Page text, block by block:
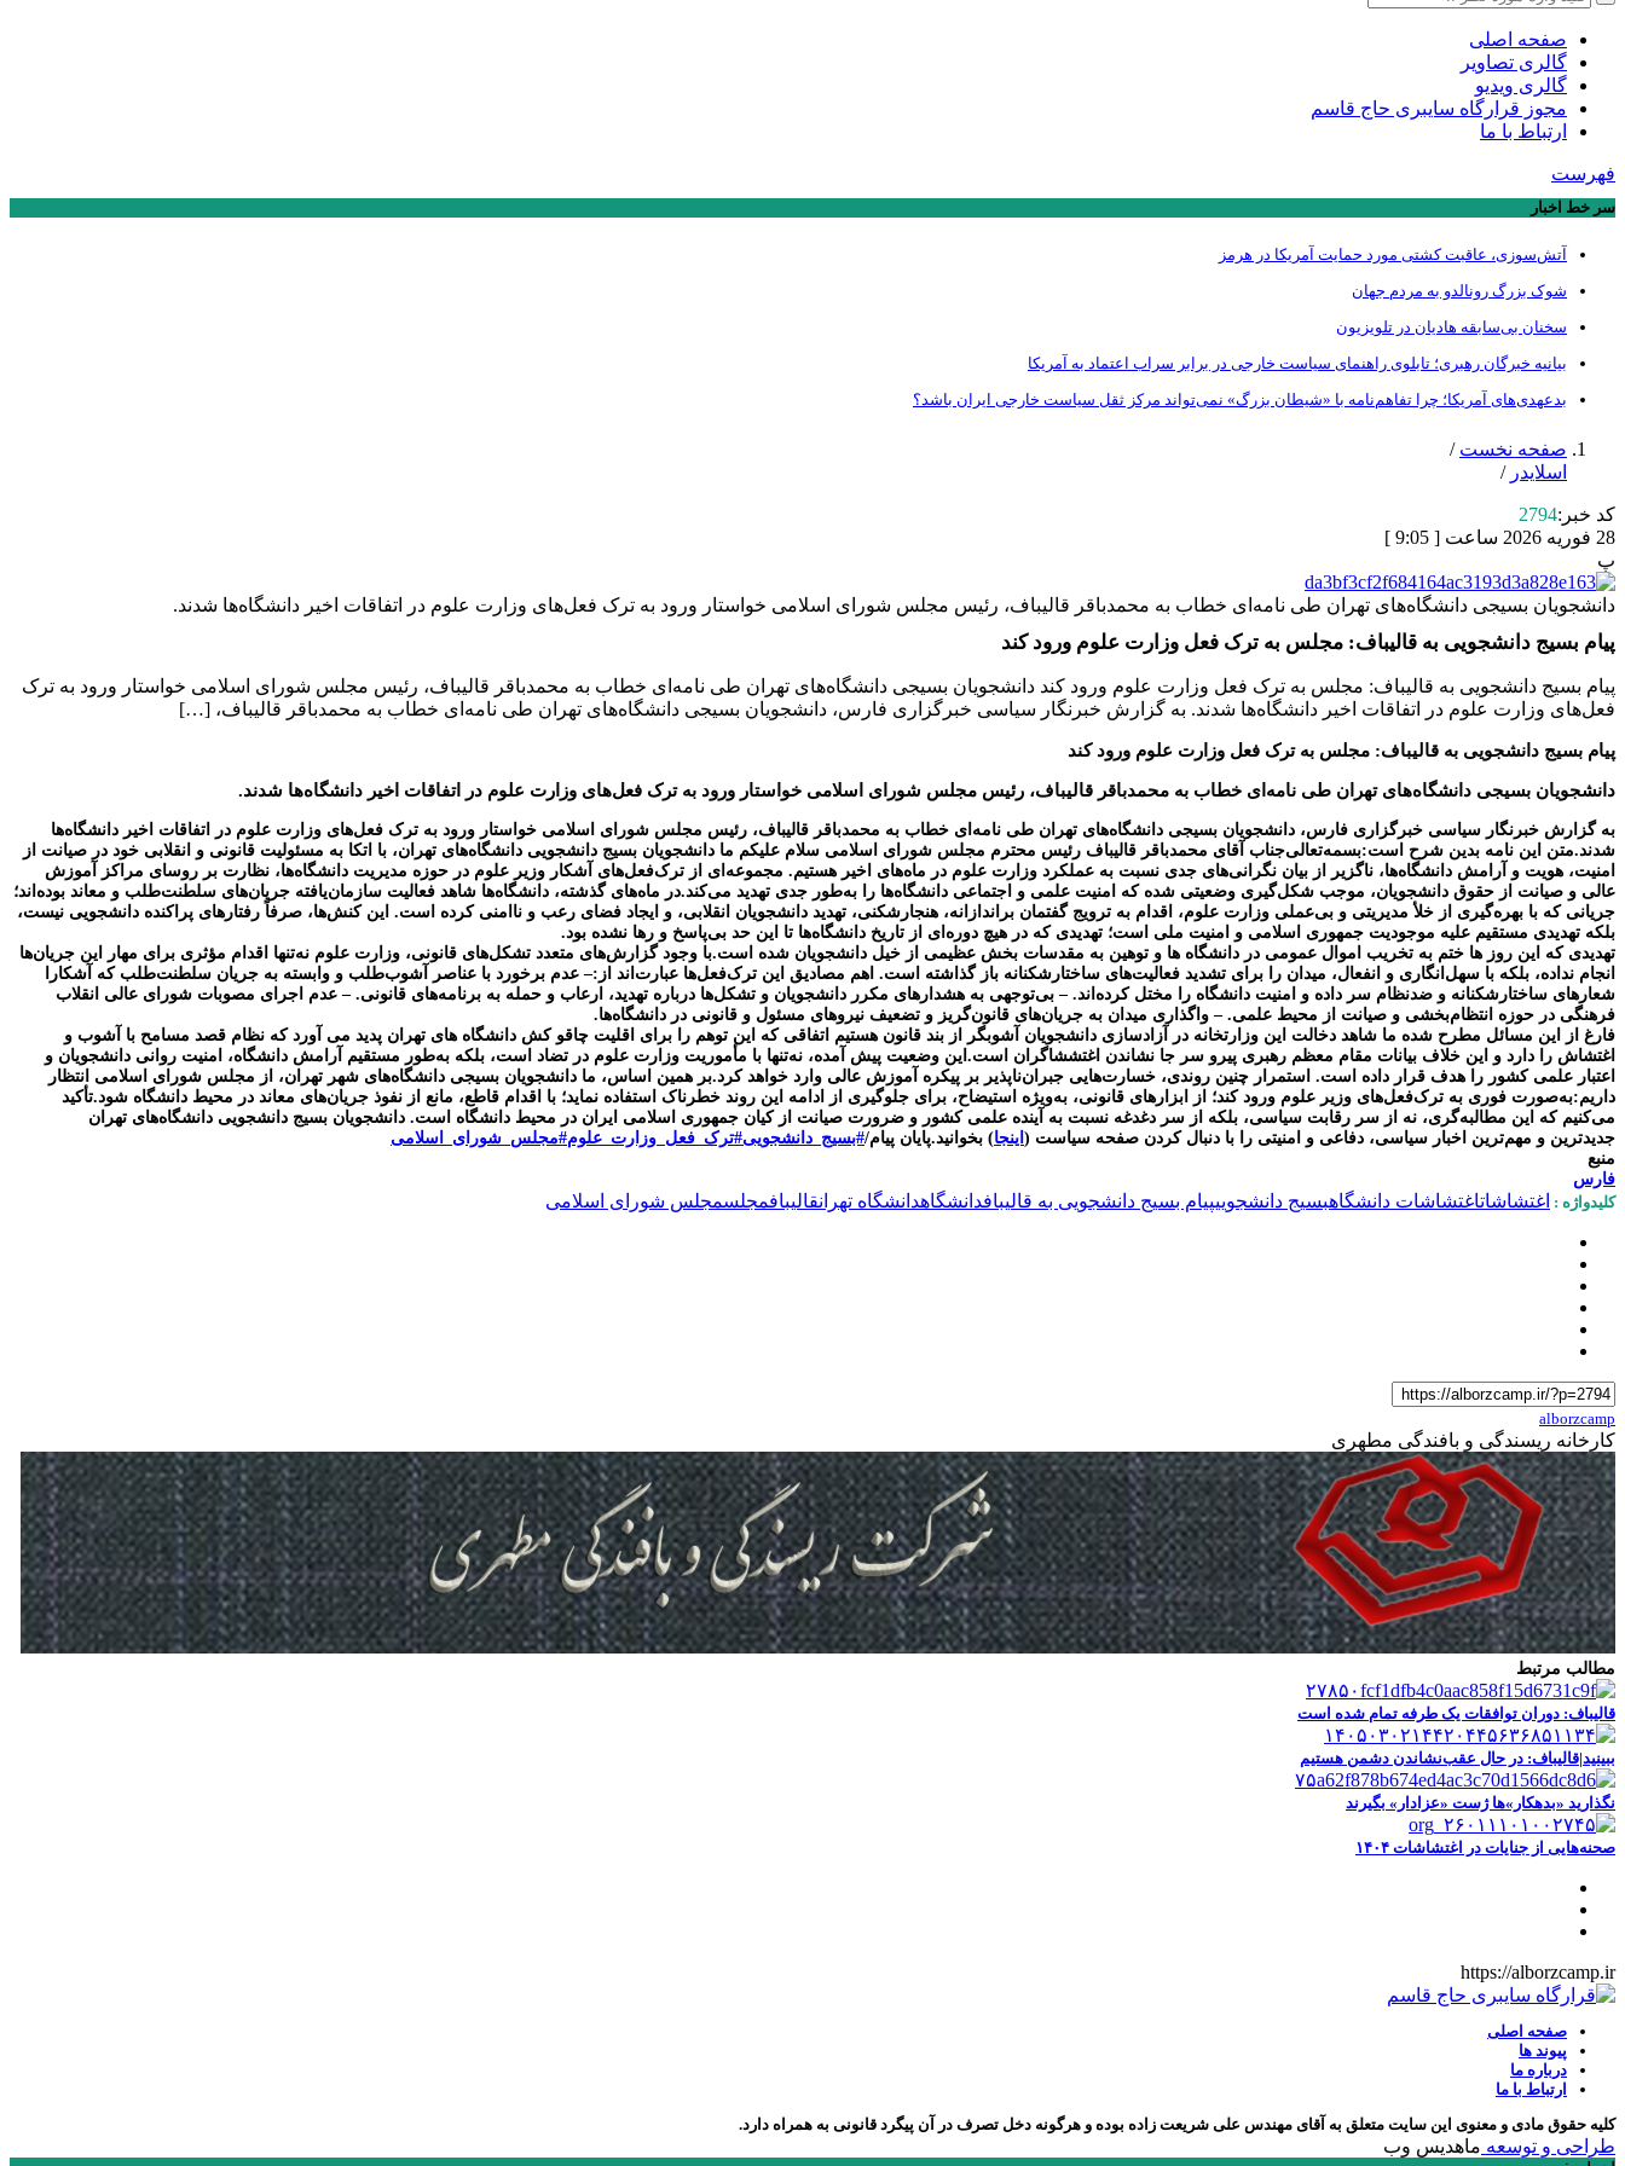
صفحه اصلی
گالری تصاویر
گالری ویدیو
مجوز قرارگاه سایبری حاج قاسم
ارتباط با ما
فهرست
سر خط اخبار
آتش‌سوزی، عاقبت کشتی مورد حمایت آمریکا در هرمز
شوک بزرگ رونالدو به مردم جهان
سخنان بی‌سابقه هادیان در تلویزیون
بیانیه خبرگان رهبری؛ تابلوی راهنمای سیاست خارجی در برابر سراب اعتماد به آمریکا
بدعهدی‌های آمریکا؛ چرا تفاهم‌نامه با «شیطان بزرگ» نمی‌تواند مرکز ثقل سیاست خارجی ایران باشد؟
صفحه نخست /
اسلایدر /
کد خبر:2794
28 فوریه 2026 ساعت [ 9:05 ]
پ
دانشجویان بسیجی دانشگاه‌های تهران طی نامه‌ای خطاب به محمدباقر قالیباف، رئیس مجلس شورای اسلامی خواستار ورود به ترک فعل‌های وزارت علوم در اتفاقات اخیر دانشگاه‌ها شدند.
پیام بسیج دانشجویی به قالیباف: مجلس به ترک فعل وزارت علوم ورود کند
پیام بسیج دانشجویی به قالیباف: مجلس به ترک فعل وزارت علوم ورود کند دانشجویان بسیجی دانشگاه‌های تهران طی نامه‌ای خطاب به محمدباقر قالیباف، رئیس مجلس شورای اسلامی خواستار ورود به ترک
فعل‌های وزارت علوم در اتفاقات اخیر دانشگاه‌ها شدند. به گزارش خبرنگار سیاسی خبرگزاری فارس، دانشجویان بسیجی دانشگاه‌های تهران طی نامه‌ای خطاب به محمدباقر قالیباف، […]
پیام بسیج دانشجویی به قالیباف: مجلس به ترک فعل وزارت علوم ورود کند
دانشجویان بسیجی دانشگاه‌های تهران طی نامه‌ای خطاب به محمدباقر قالیباف، رئیس مجلس شورای اسلامی خواستار ورود به ترک فعل‌های وزارت علوم در اتفاقات اخیر دانشگاه‌ها شدند.
به گزارش خبرنگار سیاسی خبرگزاری فارس، دانشجویان بسیجی دانشگاه‌های تهران طی نامه‌ای خطاب به محمدباقر قالیباف، رئیس مجلس شورای اسلامی خواستار ورود به ترک فعل‌های وزارت علوم در اتفاقات اخیر دانشگاه‌ها
شدند.متن این نامه بدین شرح است:بسمه‌تعالیجناب آقای محمدباقر قالیباف رئیس محترم مجلس شورای اسلامی سلام علیکم ما دانشجویان بسیج دانشجویی دانشگاه‌های تهران، با اتکا به مسئولیت قانونی و انقلابی خود در صیانت از
امنیت، هویت و آرامش دانشگاه‌ها، ناگزیر از بیان نگرانی‌های جدی نسبت به عملکرد وزارت علوم در ماه‌های اخیر هستیم. مجموعه‌ای از ترک‌فعل‌های آشکار وزیر علوم در حوزه مدیریت دانشگاه‌ها، نظارت بر روسای مراکز آموزش
عالی و صیانت از حقوق دانشجویان، موجب شکل‌گیری وضعیتی شده که امنیت علمی و اجتماعی دانشگاه‌ها را به‌طور جدی تهدید می‌کند.در ماه‌های گذشته، دانشگاه‌ها شاهد فعالیت سازمان‌یافته جریان‌های سلطنت‌طلب و معاند بوده‌اند؛
جریانی که با بهره‌گیری از خلأ مدیریتی و بی‌عملی وزارت علوم، اقدام به ترویج گفتمان براندازانه، هنجارشکنی، تهدید دانشجویان انقلابی، و ایجاد فضای رعب و ناامنی کرده است. این کنش‌ها، صرفاً رفتارهای پراکنده دانشجویی نیست،
بلکه تهدیدی مستقیم علیه موجودیت جمهوری اسلامی و امنیت ملی است؛ تهدیدی که در هیچ دوره‌ای از تاریخ دانشگاه‌ها تا این حد بی‌پاسخ و رها نشده بود.
تهدیدی که این روز ها ختم به تخریب اموال عمومی در دانشگاه ها و توهین به مقدسات بخش عظیمی از خیل دانشجویان شده است.با وجود گزارش‌های متعدد تشکل‌های قانونی، وزارت علوم نه‌تنها اقدام مؤثری برای مهار این جریان‌ها
انجام نداده، بلکه با سهل‌انگاری و انفعال، میدان را برای تشدید فعالیت‌های ساختارشکنانه باز گذاشته است. اهم مصادیق این ترک‌فعل‌ها عبارت‌اند از:– عدم برخورد با عناصر آشوب‌طلب و وابسته به جریان سلطنت‌طلب که آشکارا
شعارهای ساختارشکنانه و ضدنظام سر داده و امنیت دانشگاه را مختل کرده‌اند. – بی‌توجهی به هشدارهای مکرر دانشجویان و تشکل‌ها درباره تهدید، ارعاب و حمله به برنامه‌های قانونی. – عدم اجرای مصوبات شورای عالی انقلاب
فرهنگی در حوزه انتظام‌بخشی و صیانت از محیط علمی. – واگذاری میدان به جریان‌های قانون‌گریز و تضعیف نیروهای مسئول و قانونی در دانشگاه‌ها.
فارغ از این مسائل مطرح شده ما شاهد دخالت این وزارتخانه در آزادسازی دانشجویان آشوبگر از بند قانون هستیم اتفاقی که این توهم را برای اقلیت چاقو کش دانشگاه های تهران پدید می آورد که نظام قصد مسامح با آشوب و
اغتشاش را دارد و این خلاف بیانات مقام معظم رهبری پیرو سر جا نشاندن اغتششاگران است. این وضعیت پیش آمده، نه‌تنها با مأموریت وزارت علوم در تضاد است، بلکه به‌طور مستقیم آرامش دانشگاه، امنیت روانی دانشجویان و
اعتبار علمی کشور را هدف قرار داده است. استمرار چنین روندی، خسارت‌هایی جبران‌ناپذیر بر پیکره آموزش عالی وارد خواهد کرد.بر همین اساس، ما دانشجویان بسیجی دانشگاه‌های شهر تهران، از مجلس شورای اسلامی انتظار
داریم:به‌صورت فوری به ترک‌فعل‌های وزیر علوم ورود کند؛ از ابزارهای قانونی، به‌ویژه استیضاح، برای جلوگیری از ادامه این روند خطرناک استفاده نماید؛ با اقدام قاطع، مانع از نفوذ جریان‌های معاند در محیط دانشگاه شود.تأکید
می‌کنیم که این مطالبه‌گری، نه از سر رقابت سیاسی، بلکه از سر دغدغه نسبت به آینده علمی کشور و ضرورت صیانت از کیان جمهوری اسلامی ایران در محیط دانشگاه است. دانشجویان بسیج دانشجویی دانشگاه‌های تهران
جدیدترین و مهم‌ترین اخبار سیاسی، دفاعی و امنیتی را با دنبال کردن صفحه سیاست ( اینجا) بخوانید.پایان پیام/#بسیج_دانشجویی#ترک_فعل_وزارت_علوم#مجلس_شورای_اسلامی
منبع
فارس
کلیدواژه : اغتشاشاتاغتشاشات دانشگاهبسیج دانشجوییپیام بسیج دانشجویی به قالیبافدانشگاهدانشگاه تهرانقالیبافمجلسمجلس شورای اسلامی
alborzcamp
کارخانه ریسندگی و بافندگی مطهری
مطالب مرتبط
قالیباف: دوران توافقات یک طرفه تمام شده است
ببینید|قالیباف: در حال عقب‌نشاندن دشمن هستیم
نگذارید «بدهکار»ها ژست «عزادار» بگیرند
صحنه‌هایی از جنایات در اغتشاشات ۱۴۰۴
https://alborzcamp.ir
صفحه اصلی
پیوند ها
درباره ما
ارتباط با ما
کلیه حقوق مادی و معنوی این سایت متعلق به آقای مهندس علی شریعت زاده بوده و هرگونه دخل تصرف در آن پیگرد قانونی به همراه دارد.
طراحی و توسعه ماهدیس وب